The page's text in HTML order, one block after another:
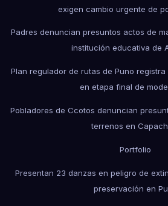
exigen cambio urgente de
Padres denuncian presuntos actos de
institución educativa de
Plan regulador de rutas de Puno
en etapa final de
Pobladores de Ccotos denuncian
terrenos en
Portfolio
Presentan 23 danzas en peligro de
preservación en